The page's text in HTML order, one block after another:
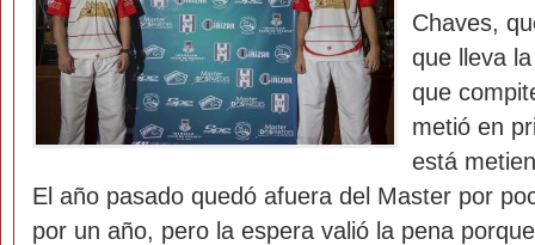
Chaves,
que lleva
que
metió en
está
El año pasado quedó afuera del Master por
por un año, pero la espera valió la pena